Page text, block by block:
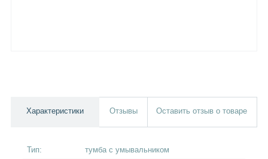
Характеристики Отзывы Оставить отзыв о товаре
Тип:
тумба с умывальником